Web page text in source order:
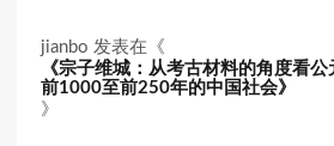
jianbo 发表在《
《宗子维城：从考古材料的角度看公
前1000至前250年的中国社会》
》